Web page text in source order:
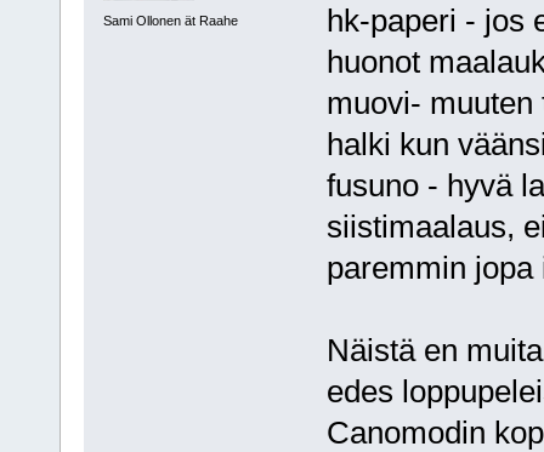
Sami Ollonen ät Raahe
hk-paperi - jos
huonot
muovi-
halki kun
fusuno - hyvä
siistimaalaus,
paremmin jopa
Näistä en
edes
Canomodin